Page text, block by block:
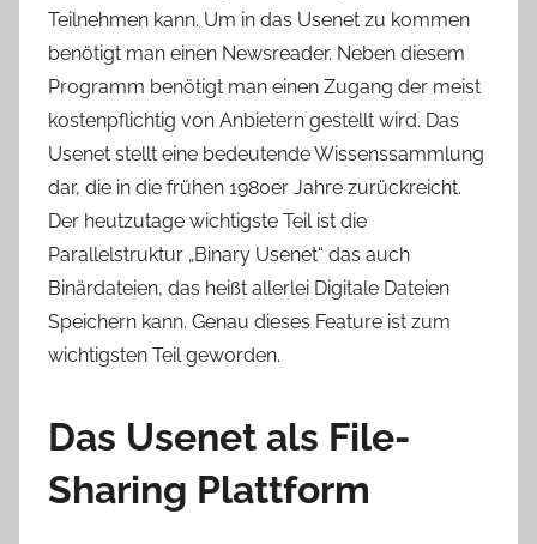
Teilnehmen kann. Um in das Usenet zu kommen
benötigt man einen Newsreader. Neben diesem
Programm benötigt man einen Zugang der meist
kostenpflichtig von Anbietern gestellt wird. Das
Usenet stellt eine bedeutende Wissenssammlung
dar, die in die frühen 1980er Jahre zurückreicht.
Der heutzutage wichtigste Teil ist die
Parallelstruktur „Binary Usenet“ das auch
Binärdateien, das heißt allerlei Digitale Dateien
Speichern kann. Genau dieses Feature ist zum
wichtigsten Teil geworden.
Das Usenet als File-
Sharing Plattform